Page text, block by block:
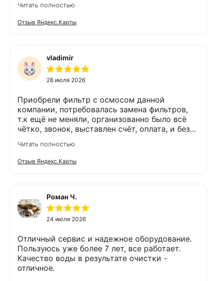
работает. Оборудование, несмотря на
размеры, поставили компактно, сбоев не
было. Спасибо Экодару за хорошую работу.
Читать полностью
Отзыв Яндекс.Карты
vladimir
28 июля 2026
Приобрели фильтр с осмосом данной
компании, потребовалась замена фильтров,
т.к ещё не меняли, организованно было всё
чётко, звонок, выставлен счёт, оплата, и без
выполнено (всё чётко без шума и пыли),
приятно работать с грамотными,
обязательными людьми. Спасибо
Читать полностью
Отзыв Яндекс.Карты
Роман Ч.
24 июля 2026
Отличный сервис и надежное оборудование.
Пользуюсь уже более 7 лет, все работает.
Качество воды в результате очистки -
отличное.